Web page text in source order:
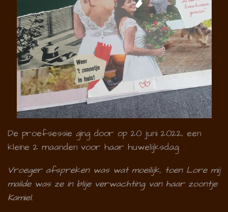
De proefsessie ging door op 20 juni 2022, een
kleine 2 maanden voor haar huwelijksdag.
Vroeger afspreken was wat moeilijk, toen Lore mij
mailde was ze in blije verwachting van haar zoontje
Kamiel.